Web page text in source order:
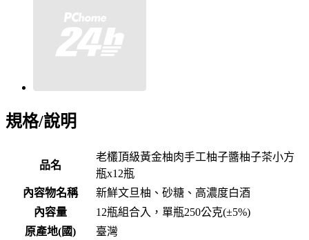
規格/說明
品名
老欉頂級黃金柚肉手工柚子醬柚子茶小方
瓶x12瓶
內容物名稱
新鮮文旦柚、砂糖、高濃度白酒
內容量
12瓶組合入，單瓶250公克(±5%)
原產地(國)
臺灣